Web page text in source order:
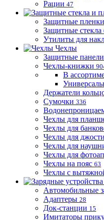
Рации 47
Защитные пленки
Защитные стекла
Утилиты для
Чехлы
Защитные
Чехлы-книжки
В
Держатели
Сумочки 336
Чехлы для
Чехлы для
Чехлы для
Чехлы для
Чехлы для
Чехлы на пояс 63
Чехлы с
Автомобильные
Адаптеры 28
Док-станции 15
Имитаторы